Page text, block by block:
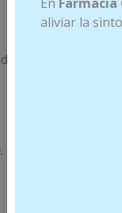
las comidas.
LA201,
aliviar la